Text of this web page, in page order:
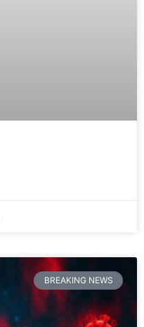
BREAKING NEWS